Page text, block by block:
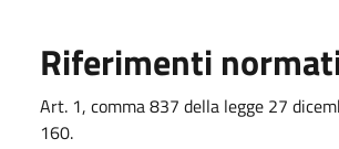
Riferimenti
Art. 1, comma 837 della legge 27
160.